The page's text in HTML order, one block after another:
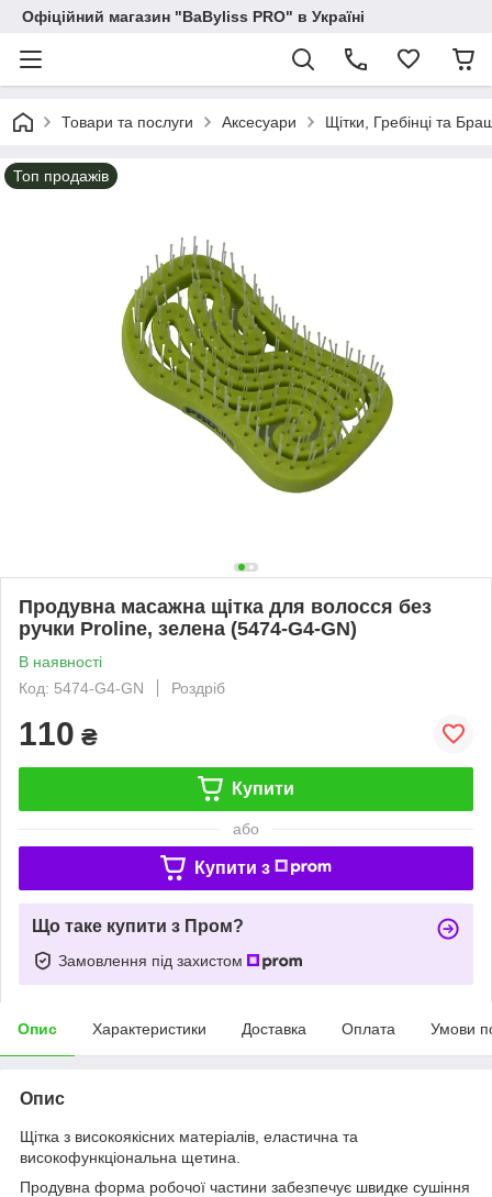
Офіційний магазин "BaByliss PRO" в Україні
Товари та послуги Аксесуари Щітки, Гребінці та
Топ продажів
Продувна масажна щітка для волосся без
ручки Proline, зелена (5474-G4-GN)
В наявності
Код: 5474-G4-GN
Роздріб
110 ₴
Купити
або
Купити з
Що таке купити з Пром?
Замовлення під захистом
Опис Характеристики Доставка Оплата Умови
Опис
Щітка з високоякісних матеріалів, еластична та
високофункціональна щетина.
Продувна форма робочої частини забезпечує швидке сушіння